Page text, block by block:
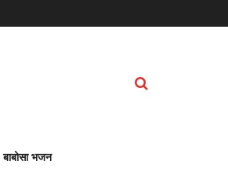
बाबोसा भजन